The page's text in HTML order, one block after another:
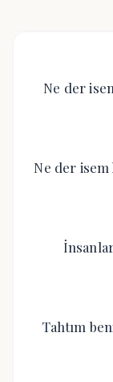
Ne der
Ne der
Tahtım